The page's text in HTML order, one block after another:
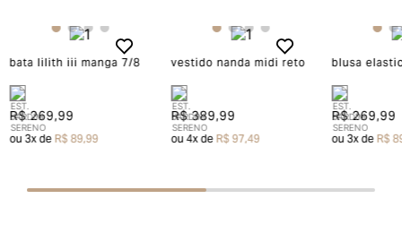
bata lilith iii manga 7/8
R$ 269,99
ou3x deR$ 89,99
vestido nanda midi reto
R$ 389,99
ou4x deR$ 97,49
blusa
R$ 269,99
ou3x deR$